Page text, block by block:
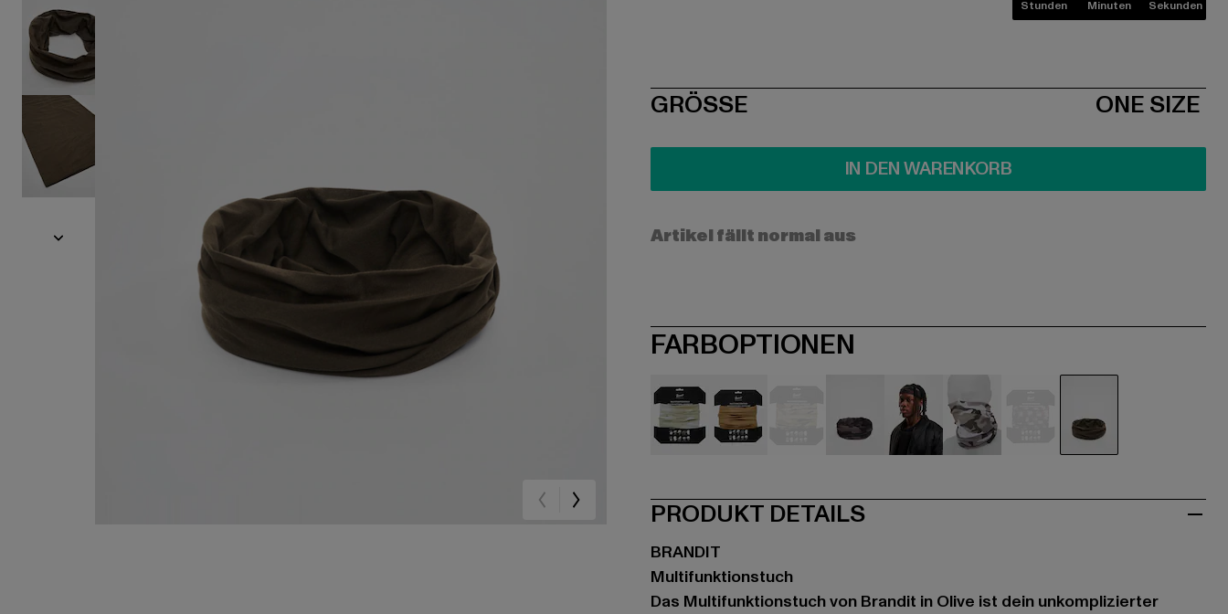
Stunden Minuten Sekunden
SIZE
GRÖSSE ONE SIZE
IN DEN WARENKORB
Artikel fällt normal aus
FARBOPTIONEN
PRODUKT DETAILS
BRANDIT
Multifunktionstuch
Das Multifunktionstuch von Brandit in Olive ist dein unkomplizierter